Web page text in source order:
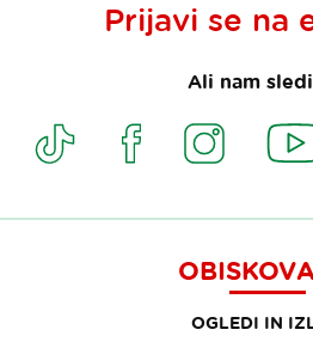
Prijavi se na
Ali nam
OGLEDI IN